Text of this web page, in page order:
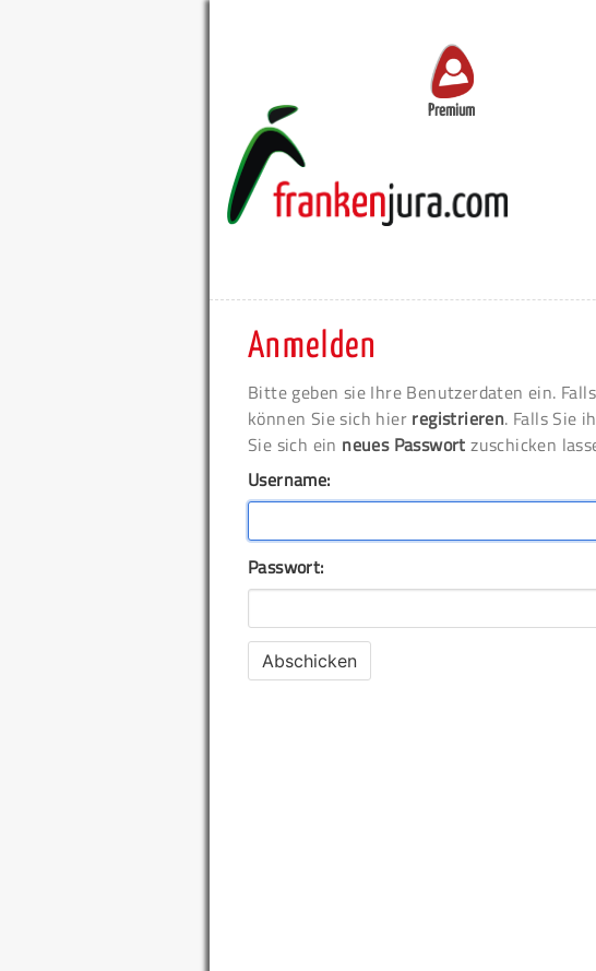
Premium
Anmelden
Bitte geben sie Ihre Benutzerdaten ein.
können Sie sich hier registrieren. Falls Sie
Sie sich ein neues Passwort zuschicken
Username:
Passwort: